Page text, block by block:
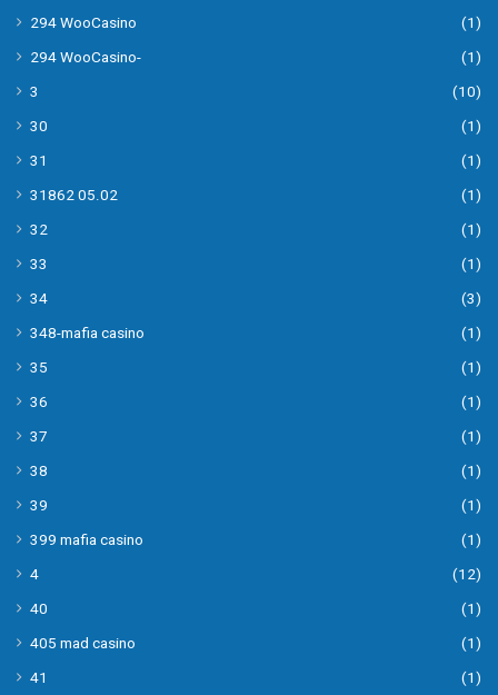
294 WooCasino
(1)
294 WooCasino-
(1)
3
(10)
30
(1)
31
(1)
31862 05.02
(1)
32
(1)
33
(1)
34
(3)
348-mafia casino
(1)
35
(1)
36
(1)
37
(1)
38
(1)
39
(1)
399 mafia casino
(1)
4
(12)
40
(1)
405 mad casino
(1)
41
(1)